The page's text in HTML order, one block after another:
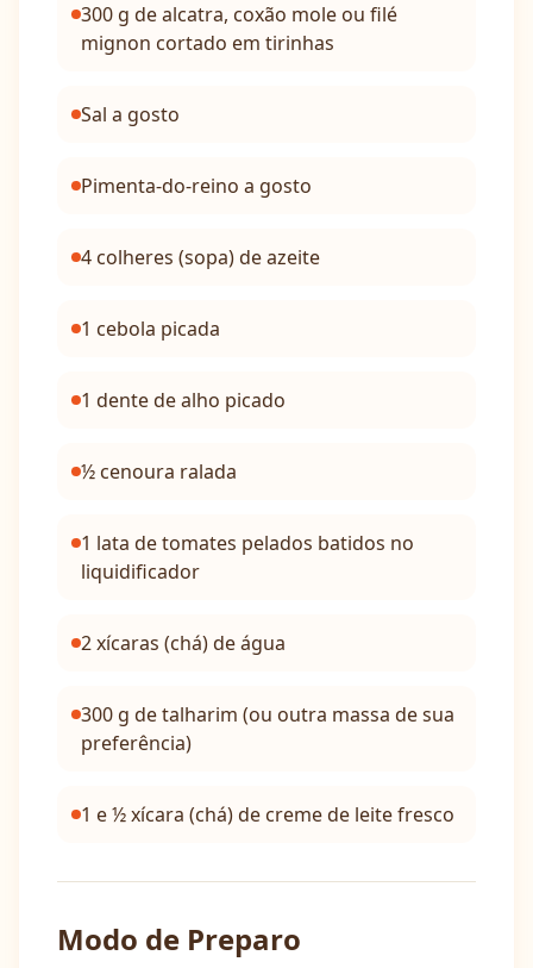
300 g de alcatra, coxão mole ou filé
mignon cortado em tirinhas
Sal a gosto
Pimenta-do-reino a gosto
4 colheres (sopa) de azeite
1 cebola picada
1 dente de alho picado
½ cenoura ralada
1 lata de tomates pelados batidos no
liquidificador
2 xícaras (chá) de água
300 g de talharim (ou outra massa de sua
preferência)
1 e ½ xícara (chá) de creme de leite fresco
Modo de Preparo